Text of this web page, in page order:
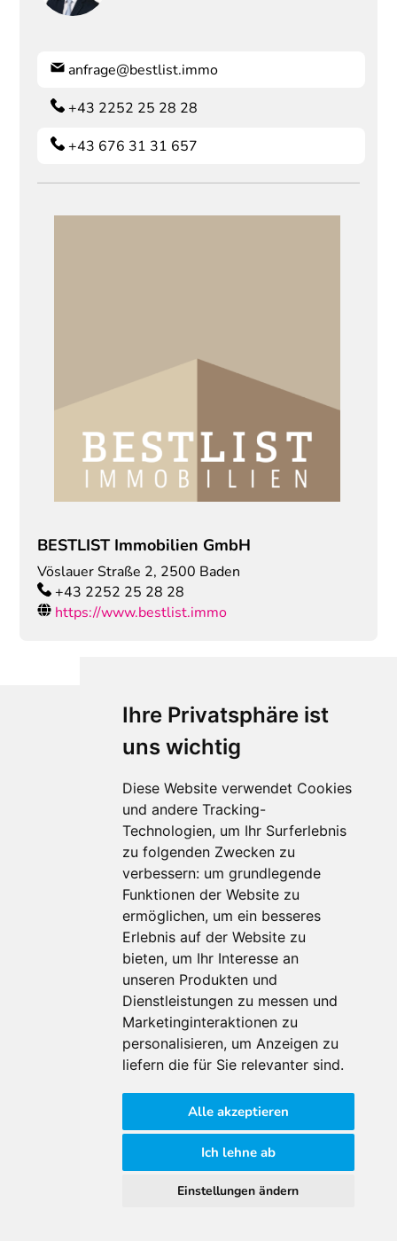
Ihre Privatsphäre ist
uns wichtig
Diese Website verwendet Cookies
und andere Tracking-
Technologien, um Ihr Surferlebnis
zu folgenden Zwecken zu
verbessern: um grundlegende
Funktionen der Website zu
ermöglichen, um ein besseres
Erlebnis auf der Website zu
bieten, um Ihr Interesse an
unseren Produkten und
Dienstleistungen zu messen und
Marketinginteraktionen zu
personalisieren, um Anzeigen zu
liefern die für Sie relevanter sind.
Alle akzeptieren
Ich lehne ab
Einstellungen ändern
anfrage@bestlist.immo
+43 2252 25 28 28
+43 676 31 31 657
BESTLIST Immobilien GmbH
Vöslauer Straße 2, 2500 Baden
+43 2252 25 28 28
https://www.bestlist.immo
Für Makler:innen
Über Uns
Vorteile
Kontakt
Software Partner
Teilnahme
FAQ
Für Makler:innen
Impressum
AGB
Datenschutzklärung
Cookie Richtlinie